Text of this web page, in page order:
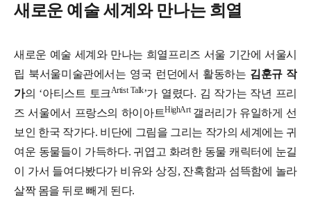
새로운 예술 세계와 만나는 희열
새로운 예술 세계와 만나는 희열프리즈 서울 기간에 서울시
립 북서울미술관에서는 영국 런던에서 활동하는 김훈규 작
가의 ‘아티스트 토크 Artist Talk’가 열렸다. 김 작가는 작년 프리
즈 서울에서 프랑스의 하이아트HighArt 갤러리가 유일하게 선
보인 한국 작가다. 비단에 그림을 그리는 작가의 세계에는 귀
여운 동물들이 가득하다. 귀엽고 화려한 동물 캐릭터에 눈길
이 가서 들여다봤다가 비유와 상징, 잔혹함과 섬뜩함에 놀라
살짝 몸을 뒤로 빼게 된다.